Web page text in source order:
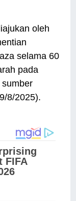
oleh
selama 60
pada
8/2025).